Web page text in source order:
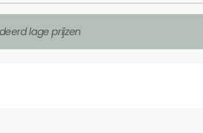
lage prijzen